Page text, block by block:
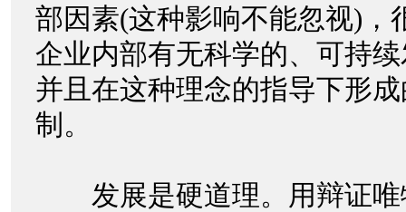
部因素(这种影响不能忽视)，
企业内部有无科学的、可持
并且在这种理念的指导下形
制。
发展是硬道理。用辩证唯